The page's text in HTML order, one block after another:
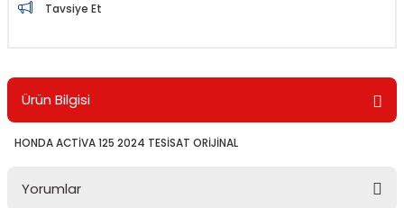
Tavsiye Et
Ürün Bilgisi
HONDA ACTİVA 125 2024 TESİSAT ORİJİNAL
Yorumlar